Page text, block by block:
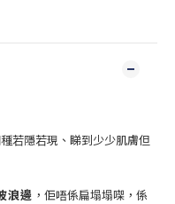
種若隱若現、睇到少少肌膚但
浪邊 ，佢唔係扁塌塌㗎，係